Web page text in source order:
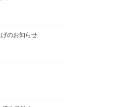
のお知らせ